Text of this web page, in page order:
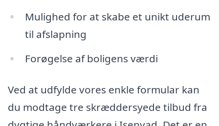
Mulighed for at skabe et unikt uderum
til afslapning
Forøgelse af boligens værdi
Ved at udfylde vores enkle formular kan
du modtage tre skræddersyede tilbud fra